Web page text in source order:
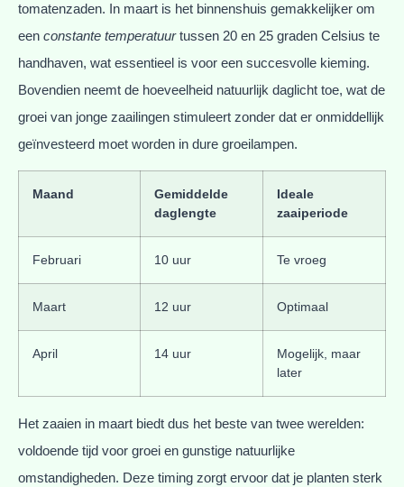
tomatenzaden. In maart is het binnenshuis gemakkelijker om
een constante temperatuurtussen 20 en 25 graden Celsius te
handhaven, wat essentieel is voor een succesvolle kieming.
Bovendien neemt de hoeveelheid natuurlijk daglicht toe, wat de
groei van jonge zaailingen stimuleert zonder dat er onmiddellijk
geïnvesteerd moet worden in dure groeilampen.
Maand
Gemiddelde
daglengte
Ideale
zaaiperiode
Februari 10 uur Te vroeg
Maart 12 uur Optimaal
April 14 uur
Mogelijk, maar
later
Het zaaien in maart biedt dus het beste van twee werelden:
voldoende tijd voor groei en gunstige natuurlijke
omstandigheden. Deze timing zorgt ervoor dat je planten sterk